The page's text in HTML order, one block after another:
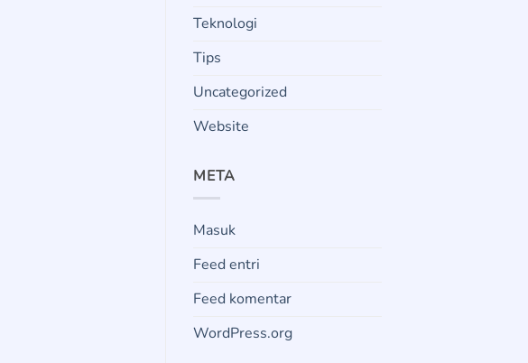
Teknologi
Tips
Uncategorized
Website
META
Masuk
Feed entri
Feed komentar
WordPress.org